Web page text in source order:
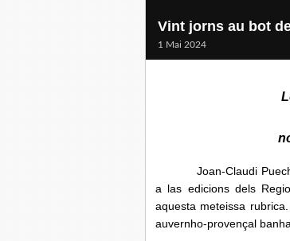
Vint jorns au bot
1 Mai 2024
Joan-Claudi Puech
a las edicions dels
aquesta meteissa
auvernho-provençal